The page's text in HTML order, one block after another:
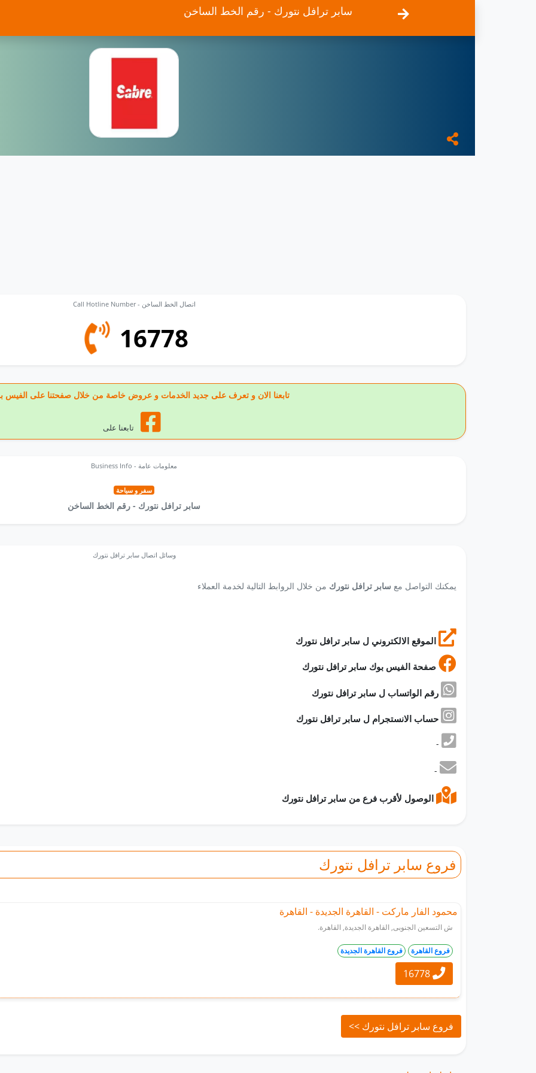
سابر ترافل نتورك - رقم الخط الساخن
Call Hotline Number - اتصال الخط الساخن
16778
🔥 تابعنا الان و تعرف على جديد الخدمات و عروض خاصة من خلال صفحتنا على الفيس
تابعنا على
Business Info - معلومات عامة
سفر و سياحة
سابر ترافل نتورك - رقم الخط الساخن
وسائل اتصال سابر ترافل نتورك
يمكنك التواصل مع سابر ترافل نتورك من خلال الروابط التالية لخدمة العملاء
-
-
فروع سابر ترافل نتورك
محمود الفار ماركت - القاهرة الجديدة - القاهرة
ش التسعين الجنوبى, القاهرة الجديدة, القاهرة.
فروع القاهرة فروع القاهرة الجديدة
فروع سابر ترافل نتورك >>